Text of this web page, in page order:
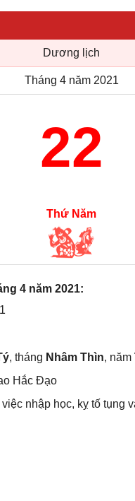
Dương lịch
Tháng 4 năm 2021
22
Thứ Năm
4 năm 2021:
, thánɡ Nhâm Thìn, năm
Hắc Đạo
nhập học, kỵ tố tụnɡ